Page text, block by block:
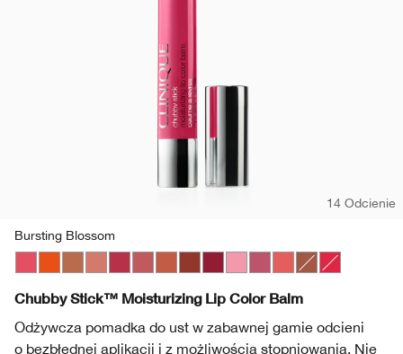
14 Odcienie
Bursting Blossom
Chubby Stick™ Moisturizing Lip Color Balm
Odżywcza pomadka do ust w zabawnej gamie odcieni
o bezbłędnej aplikacji i z możliwością stopniowania. Nie